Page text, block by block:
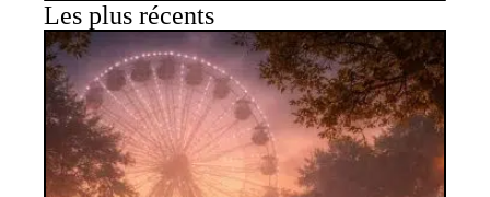
Les plus récents